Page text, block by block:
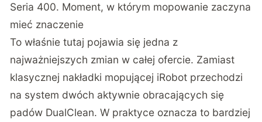
Seria 400. Moment, w którym mopowanie zaczyna
mieć znaczenie
To właśnie tutaj pojawia się jedna z
najważniejszych zmian w całej ofercie. Zamiast
klasycznej nakładki mopującej iRobot przechodzi
na system dwóch aktywnie obracających się
padów DualClean. W praktyce oznacza to bardziej